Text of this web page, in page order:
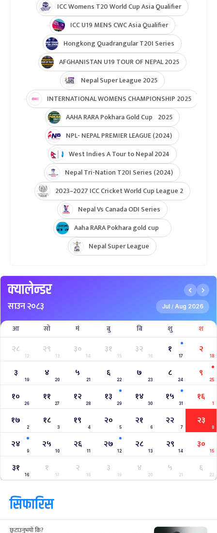
ICC Womens T20 World Cup Asia Qualifier
ICC U19 MENS CWC Asia Qualifier
Hongkong Quadrangular T20I Series
AFGHANISTAN U19 TOUR OF NEPAL 2025
Nepal Super League 2025
INTERNATIONAL WOMENS CHAMPIONSHIP 2025
AAHA RARA Pokhara Gold Cup 2025
NPL- NEPAL PREMIER LEAGUE (2024)
West Indies A Tour to Nepal 2024
Nepal Tri-Nation T20I Series (2024)
2023–2027 ICC Cricket World Cup League 2
Nepal Vs Canada ODI Series
Aaha RARA Pokhara gold cup
Nepal Super League
क्यालेन्डर
साउन २०८३ Jul / Aug 2026
आ सो मं बु बि शु श
२८
12
२९
13
३०
14
३१
15
३२
16
१
17
२
18
३
19
४
20
५
21
६
22
७
23
८
24
९
25
१०
26
११
27
१२
28
१३
29
१४
30
१५
31
१६
1
१७
2
१८
3
१९
4
२०
5
२१
6
२२
7
२३
8
२४
9
२५
10
२६
11
२७
12
२८
13
२९
14
३०
15
३१
16
१
17
२
18
३
19
४
20
५
21
६
22
सिफारिस
छुटाउनुभयो कि?